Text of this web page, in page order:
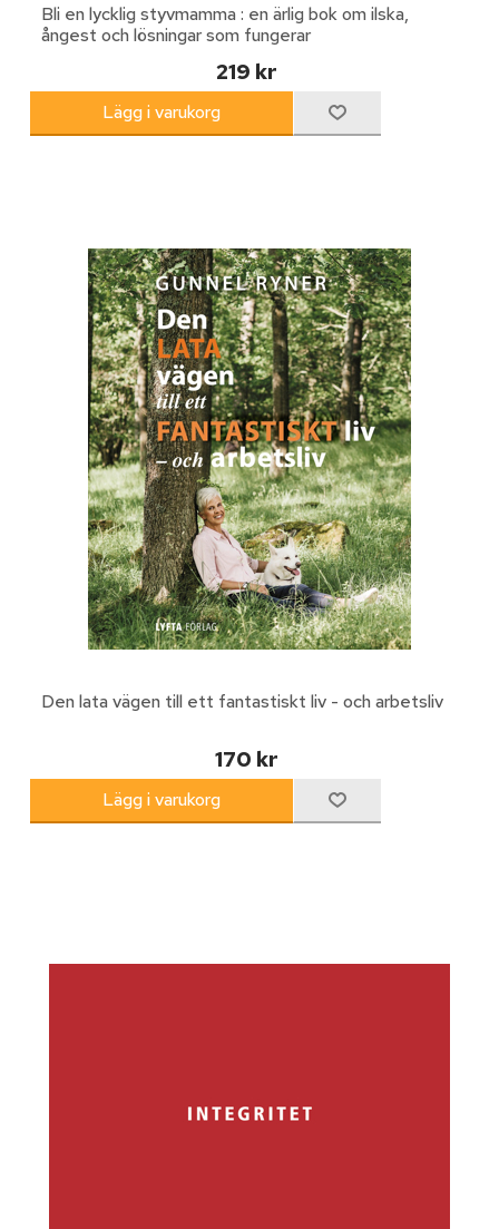
Bli en lycklig styvmamma : en ärlig bok om ilska,
ångest och lösningar som fungerar
219 kr
Den lata vägen till ett fantastiskt liv - och arbetsliv
170 kr